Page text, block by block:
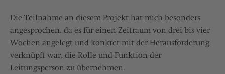
Die Teilnahme an diesem Projekt hat mich besonders
angesprochen, da es für einen Zeitraum von drei bis vier
Wochen angelegt und konkret mit der Herausforderung
verknüpft war, die Rolle und Funktion der
Leitungsperson zu übernehmen.